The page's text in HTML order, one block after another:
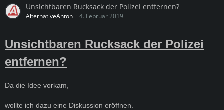
Unsichtbaren Rucksack der Polizei entfernen?
AlternativeAnton 4. Februar 2019
Unsichtbaren Rucksack der Polizei
entfernen?
Da die Idee vorkam,
wollte ich dazu eine Diskussion eröffnen.